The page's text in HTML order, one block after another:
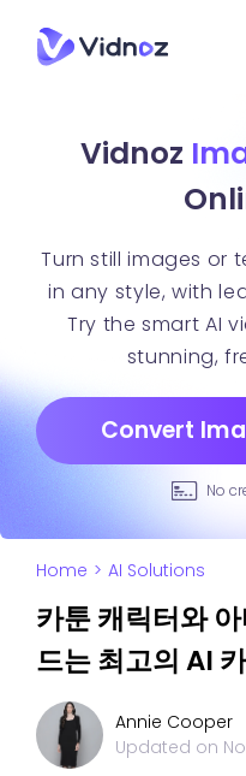
Vidnoz
Turn still images or
in any style, with
Try the smart AI
stunning,
Convert
No
Home > AI Solutions
카툰 캐릭터와
드는 최고의 AI
Annie Cooper
Updated on